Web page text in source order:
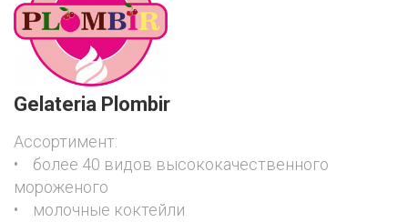
Gelateria Plombir
Ассортимент:
• более 40 видов высококачественного
мороженого
• молочные коктейли